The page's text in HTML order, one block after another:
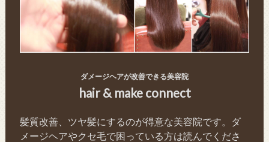
ダメージヘアが改善できる美容院
hair & make connect
髪質改善、ツヤ髪にするのが得意な美容院です。ダ
メージヘアやクセ毛で困っている方は読んでくださ